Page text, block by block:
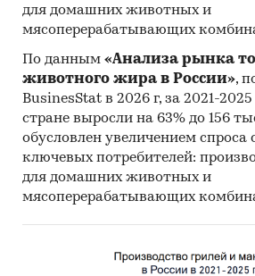
Economic Cooperation and
Материалы International
Материалы Index Mundi.
Результаты исследований
Research Group.
Объем и структура выборки
Процедура контент-анализа
предполагает расчета объема
все доступные исследователю
для домашних животных и
мясоперерабатывающих
По данным «Анализа рынка
животного жира в России»,
BusinesStat в 2026 г, за 2021-
стране выросли на 63% до 156
обусловлен увеличением спроса
ключевых потребителей:
для домашних животных и
мясоперерабатывающих